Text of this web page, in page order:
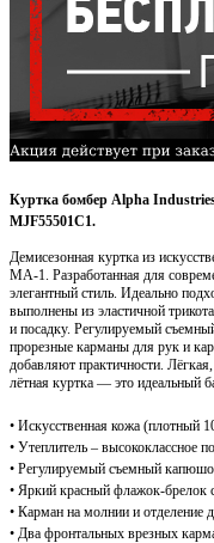
Куртка бомбер Alpha
MJF55501C1.
Демисезонная куртка из
МА-1. Разработанная для
элегантный стиль. Идеально
выполнены из эластичной
и посадку. Регулируемый
прорезные карманы для рук и
добавляют практичности.
лётная куртка — это идеальный
• Искусственная кожа (плотный
• Утеплитель – высококлассное
• Регулируемый съемный
• Яркий красный флажок-брелок
• Карман на молнии и отделение
• Два фронтальных врезных